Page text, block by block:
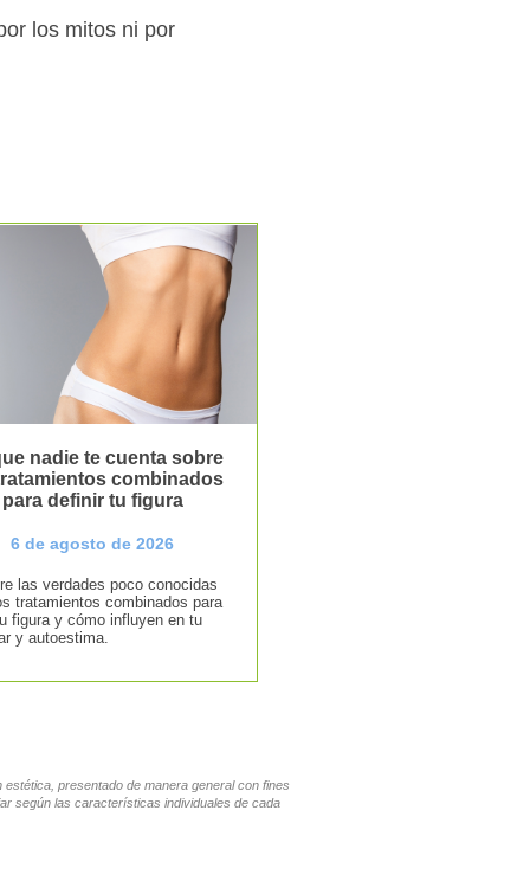
los mitos ni por
nadie te cuenta sobre
combinados
para definir tu figura
6 de agosto de 2026
las verdades poco conocidas
tratamientos combinados para
figura y cómo influyen en tu
y autoestima.
presentado de manera general con fines
según las características individuales de cada